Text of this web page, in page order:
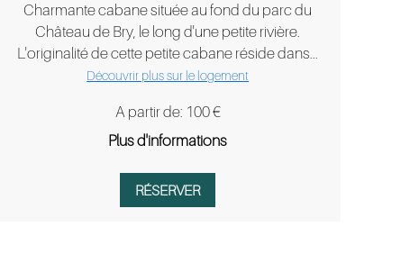
Charmante cabane située au fond du parc du
Château de Bry, le long d'une petite rivière.
L'originalité de cette petite cabane réside dans...
Découvrir plus sur le logement
A partir de: 100 €
Plus d'informations
RÉSERVER